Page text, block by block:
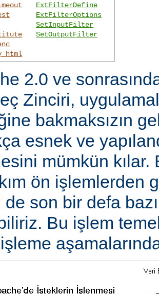
ExtFilterDefine
ExtFilterOptions
SetInputFilter
SetOutputFilter
2.0 ve
Zinciri,
bakmaksızın
esnek ve
mümkün
ön işlemlerden
de son bir defa
Bu işlem